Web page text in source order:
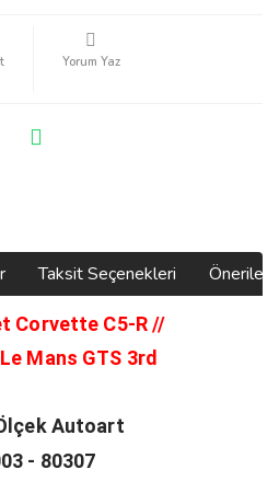
Yorum Yaz
Taksit Seçenekleri
Corvette C5-R//
Mans GTS 3rd
Autoart
- 80307